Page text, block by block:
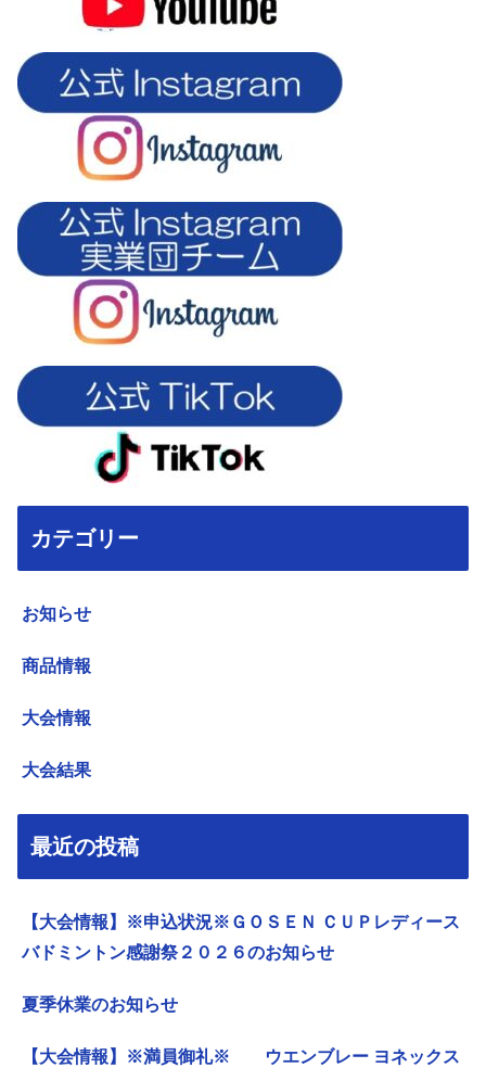
カテゴリー
お知らせ
商品情報
大会情報
大会結果
最近の投稿
【大会情報】※申込状況※ＧＯＳＥＮ ＣＵＰレディース
バドミントン感謝祭２０２６のお知らせ
夏季休業のお知らせ
【大会情報】※満員御礼※ ウエンブレー ヨネックス